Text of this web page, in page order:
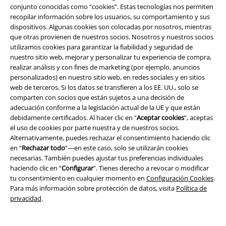
conjunto conocidas como “cookies”. Estas tecnologías nos permiten
recopilar información sobre los usuarios, su comportamiento y sus
dispositivos. Algunas cookies son colocadas por nosotros, mientras
que otras provienen de nuestros socios. Nosotros y nuestros socios
utilizamos cookies para garantizar la fiabilidad y seguridad de
nuestro sitio web, mejorar y personalizar tu experiencia de compra,
realizar análisis y con fines de marketing (por ejemplo, anuncios
personalizados) en nuestro sitio web, en redes sociales y en sitios
web de terceros. Si los datos se transfieren a los EE. UU., solo se
comparten con socios que están sujetos a una decisión de
adecuación conforme a la legislación actual de la UE y que están
debidamente certificados. Al hacer clic en “Aceptar cookies”, aceptas
el uso de cookies por parte nuestra y de nuestros socios.
Alternativamente, puedes rechazar el consentimiento haciendo clic
en “Rechazar todo”—en este caso, solo se utilizarán cookies
necesarias. También puedes ajustar tus preferencias individuales
haciendo clic en “Configurar”. Tienes derecho a revocar o modificar
tu consentimiento en cualquier momento en Configuración Cookies.
Para más información sobre protección de datos, visita Política de
privacidad.
tener un bolsillo canguroo
bolsillos laterales, lo que las hace
especialmente acogedoras. Si tu
sudadera con capucha tiene una cremallera central, es una chaqueta
con capucha.
Cuello de tortuga
Los jerseys de cuello alto son adecuados para la estación fría. El
cuello alto te protege del viento y la intemperie y es una bendición
para los cuellos fríos. En cuanto al corte, vienen en versiones ceñidas
o ceñidas a la figura. La prenda de punto combina perfectamente
con leggings y un conjunto con botas.
Jersey largo
Los jerseys largos son los jerseys perfectos para las mujeres. Llegan
por encima de las caderas y te mantienen abrigada incluso a bajas
temperaturas. Los jerseys largos están disponibles como prendas de
punto o como sudaderas largas hechas de sudor. Algunos modelos